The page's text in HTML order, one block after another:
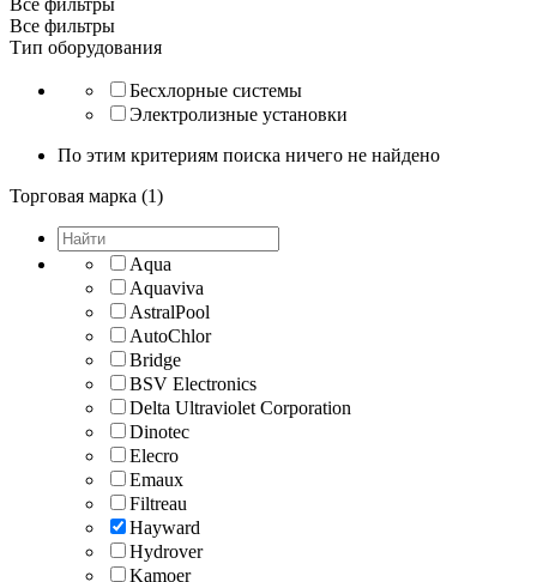
Все фильтры
Тип оборудования
Бесхлорные системы
Электролизные установки
По этим критериям поиска ничего не найдено
Торговая марка (1)
Aqua
Aquaviva
AstralPool
AutoChlor
Bridge
BSV Electronics
Delta Ultraviolet Corporation
Dinotec
Elecro
Emaux
Filtreau
Hayward
Hydrover
Kamoer